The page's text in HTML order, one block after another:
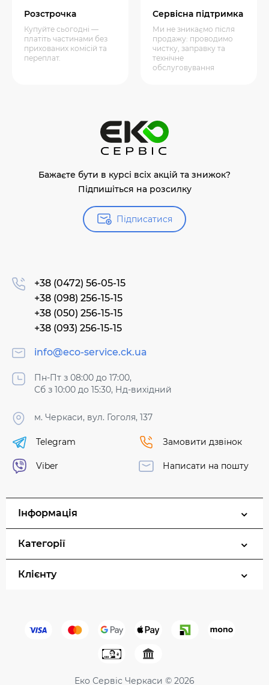
Розстрочка
Купуйте сьогодні —
платіть частинами без
прихованих комісій та
переплат.
Сервісна підтримка
Ми не зникаємо після
продажу: проводимо
чистку, заправку та
технічне
обслуговування
Бажаєте бути в курсі всіх акцій та знижок?
Підпишіться на розсилку
Підписатися
+38 (0472) 56-05-15
+38 (098) 256-15-15
+38 (050) 256-15-15
+38 (093) 256-15-15
info@eco-service.ck.ua
Пн-Пт з 08:00 до 17:00,
Сб з 10:00 до 15:30, Нд-вихідний
м. Черкаси, вул. Гоголя, 137
Telegram
Viber
Замовити дзвінок
Написати на пошту
Інформація
Категорії
Клієнту
Еко Сервіс Черкаси © 2026